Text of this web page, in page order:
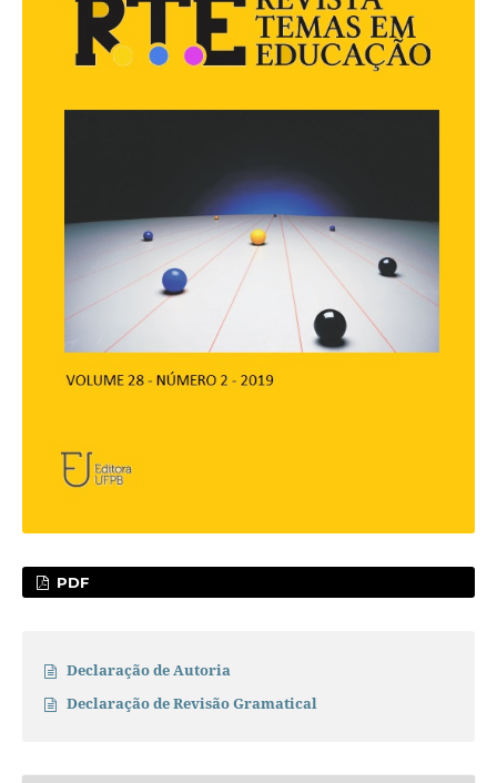
PDF
Declaração de Autoria
Declaração de Revisão Gramatical